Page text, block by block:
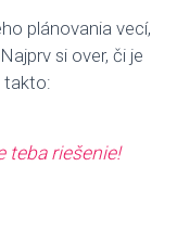
plánovania vecí,
si over, či je
takto:
teba riešenie!